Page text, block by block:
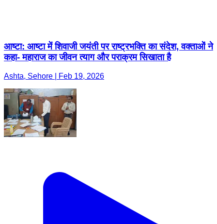
आष्टा: आष्टा में शिवाजी जयंती पर राष्ट्रभक्ति का संदेश, वक्ताओं ने
कहा- महाराज का जीवन त्याग और पराक्रम सिखाता है
Ashta, Sehore | Feb 19, 2026